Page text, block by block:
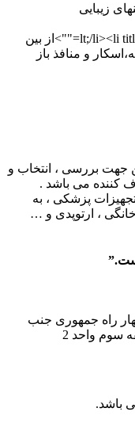
زیبایی
جوانسازی و لیفت پوست صورت&lt;/li><li title="">از بین
و منافذ باز
جهت بررسی ، انتخاب و
کننده می باشد .
تجهیزات پزشکی ، به
، ارتوپدی و …
راه جمهوری جنب
باشد.